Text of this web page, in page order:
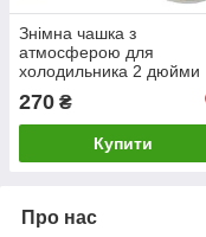
Знімна чашка з
атмосферою для
холодильника 2 дюйми
кламп
270 ₴
Купити
Про нас